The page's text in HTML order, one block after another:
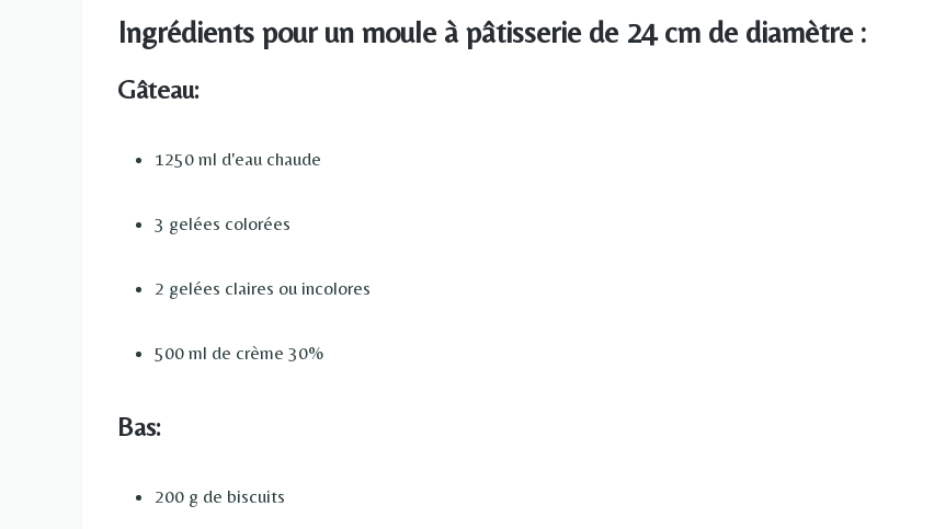
Ingrédients pour un moule à pâtisserie de 24 cm de diamètre :
Gâteau:
1250 ml d'eau chaude
3 gelées colorées
2 gelées claires ou incolores
500 ml de crème 30%
Bas:
200 g de biscuits